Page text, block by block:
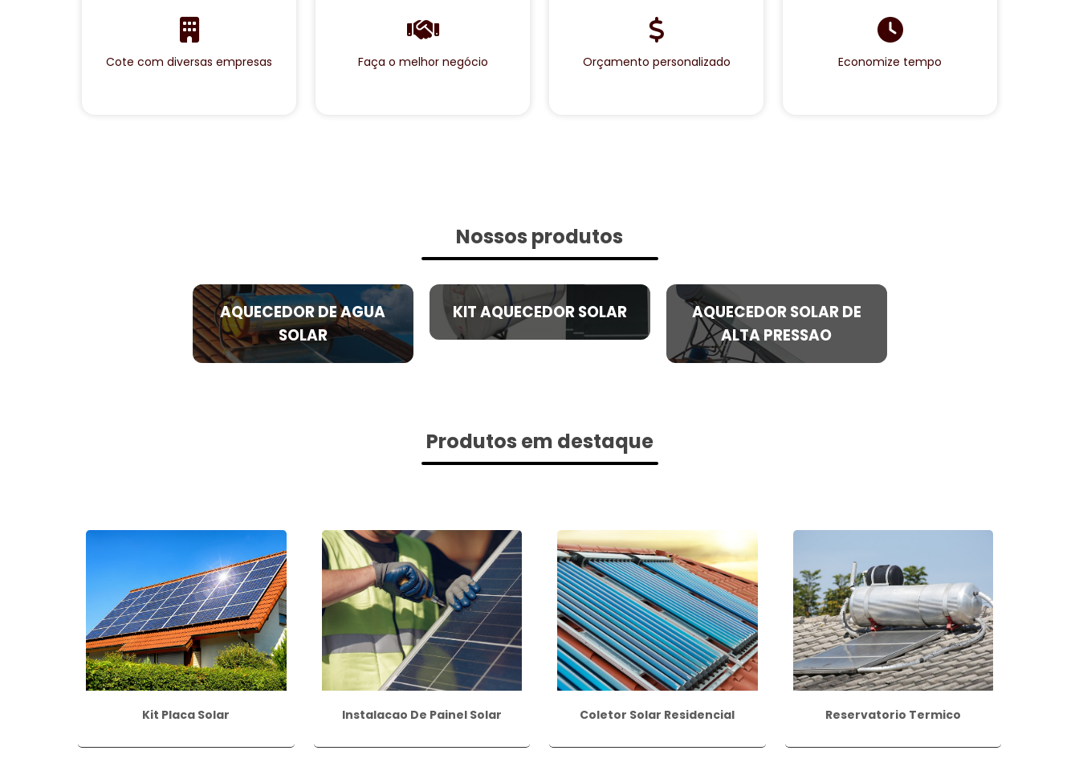
Cote com diversas empresas Faça o melhor negócio Orçamento personalizado Economize tempo
Nossos produtos
AQUECEDOR DE AGUA
SOLAR
KIT AQUECEDOR SOLAR
AQUECEDOR SOLAR DE
ALTA PRESSAO
Produtos em destaque
Kit Placa Solar Instalacao De Painel Solar Coletor Solar Residencial Reservatorio Termico